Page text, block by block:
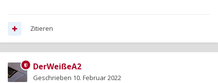
Zitieren
DerWeißeA2
Geschrieben 10. Februar 2022